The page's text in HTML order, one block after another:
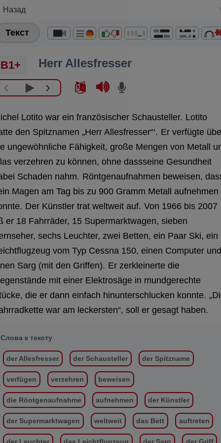
Назад
Текст
B1+ Herr Allesfresser
Lotito war ein französischer Schausteller. Lotito
den Spitznamen „Herr Allesfresser“‘. Er verfügte
ungewöhnliche Fähigkeit, große Mengen von Metall
verzehren zu können, ohne dassseine Gesundheit
Schaden nahm. Röntgenaufnahmen beweisen,
Magen am Tag bis zu 900 Gramm Metall aufnehmen
Der Künstler trat weltweit auf. Von 1966 bis 2007
er 18 Fahrräder, 15 Supermarktwagen, sieben
sechs Leuchter, zwei Betten, ein Paar Ski, ein
vom Typ Cessna 150, einen Computer und
Sarg (mit den Griffen). Er zerkleinerte die
mit einer Elektrosäge in mundgerechte
die er dann einfach hinunterschlucken konnte.
war am leckersten“, soll er gesagt haben.
Слова к тексту
der Allesfresser der Schausteller der Spitzname
verfügen verzehren beweisen
die Röntgenaufnahme aufnehmen der Künstler
der Supermarktwagen weltweit das Bett auftreten
der Leuchter das Leichtflugzeug der Sarg der Griff